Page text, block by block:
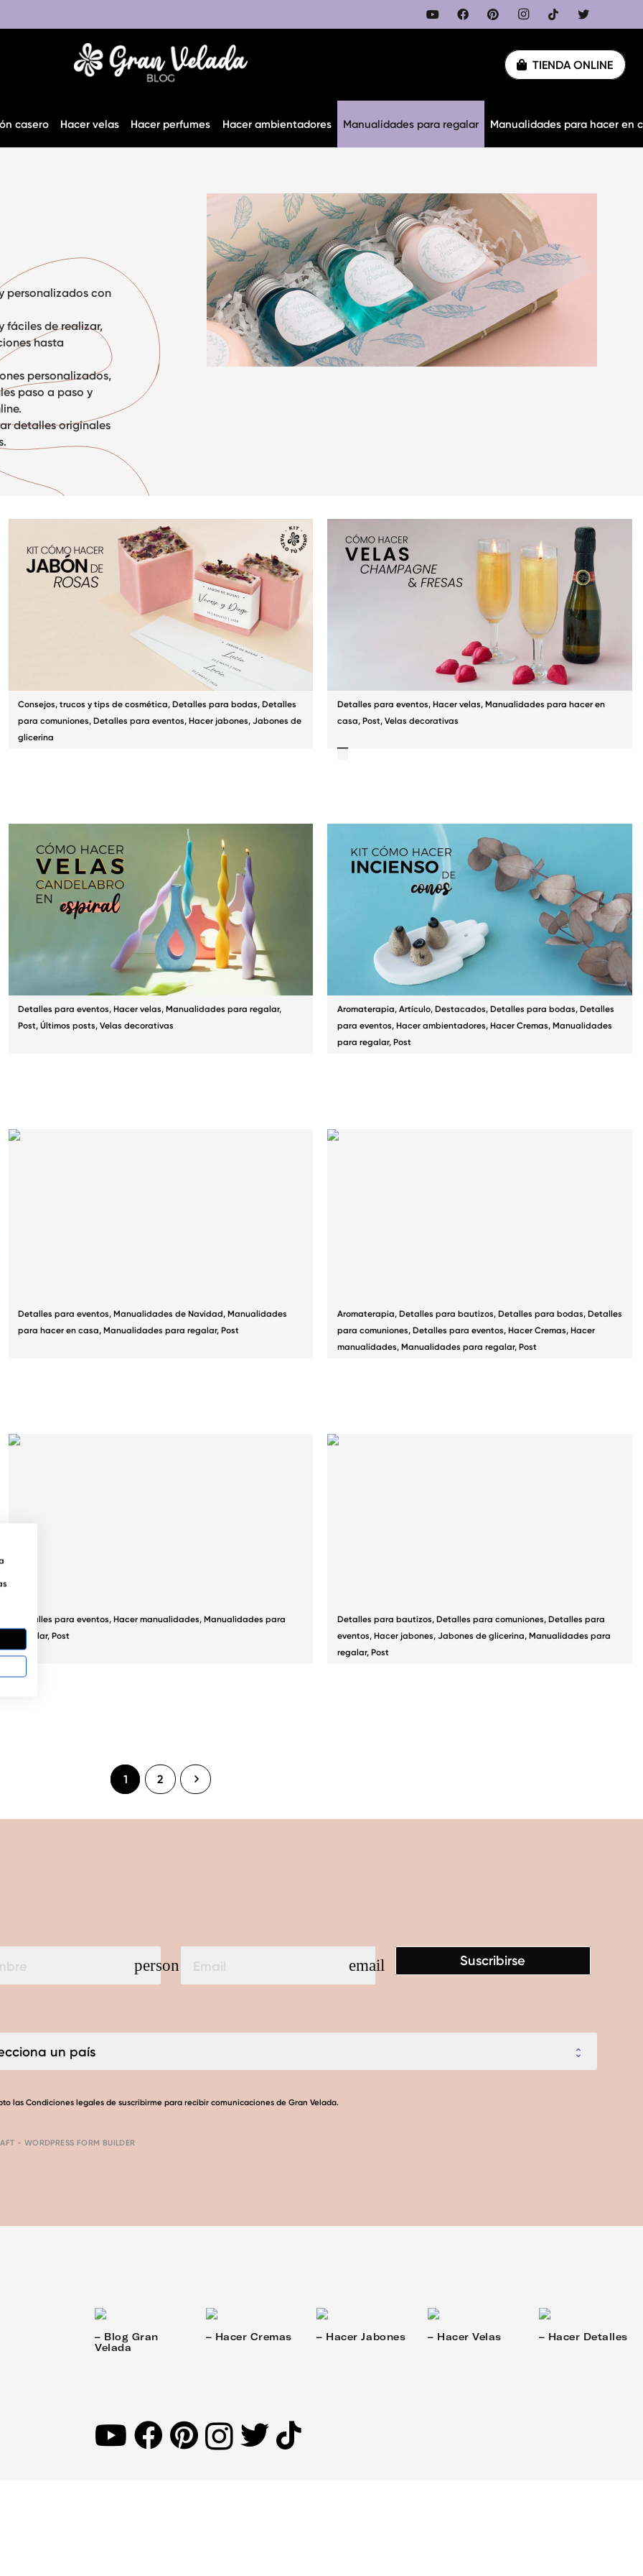
TIENDA ONLINE
casero Hacer velas Hacer perfumes Hacer ambientadores Manualidades para regalar Manualidades para hacer en
personalizados con
fáciles de realizar,
hasta
personalizados,
paso a paso y
detalles originales
Consejos, trucos y tips de cosmética,Detalles para bodas,Detalles
para comuniones,Detalles para eventos,Hacer jabones,Jabones de
glicerina
Detalles para eventos, Hacer velas, Manualidades para hacer en
casa, Post, Velas decorativas
Cómo hacer Velas de Champagne y Fresas – Receta sencilla y romántica
Detalles para eventos,Hacer velas,Manualidades para regalar,
Post,Últimos posts,Velas decorativas
Aromaterapia, Artículo, Destacados, Detalles para bodas, Detalles
para eventos, Hacer ambientadores, Hacer Cremas, Manualidades
para regalar, Post
Detalles para eventos,Manualidades de Navidad,Manualidades
para hacer en casa,Manualidades para regalar,Post
Aromaterapia, Detalles para bautizos, Detalles para bodas, Detalles
para comuniones, Detalles para eventos, Hacer Cremas, Hacer
manualidades, Manualidades para regalar, Post
Detalles para eventos,Hacer manualidades,Manualidades para
regalar,Post
Detalles para bautizos, Detalles para comuniones, Detalles para
eventos, Hacer jabones, Jabones de glicerina, Manualidades para
regalar, Post
1 2
person email Suscribirse
las Condiciones legalesde suscribirme para recibir comunicaciones de Gran Velada.
- WORDPRESS FORM BUILDER
– Blog Gran
Velada
– Hacer Cremas – Hacer Jabones – Hacer Velas – Hacer Detalles